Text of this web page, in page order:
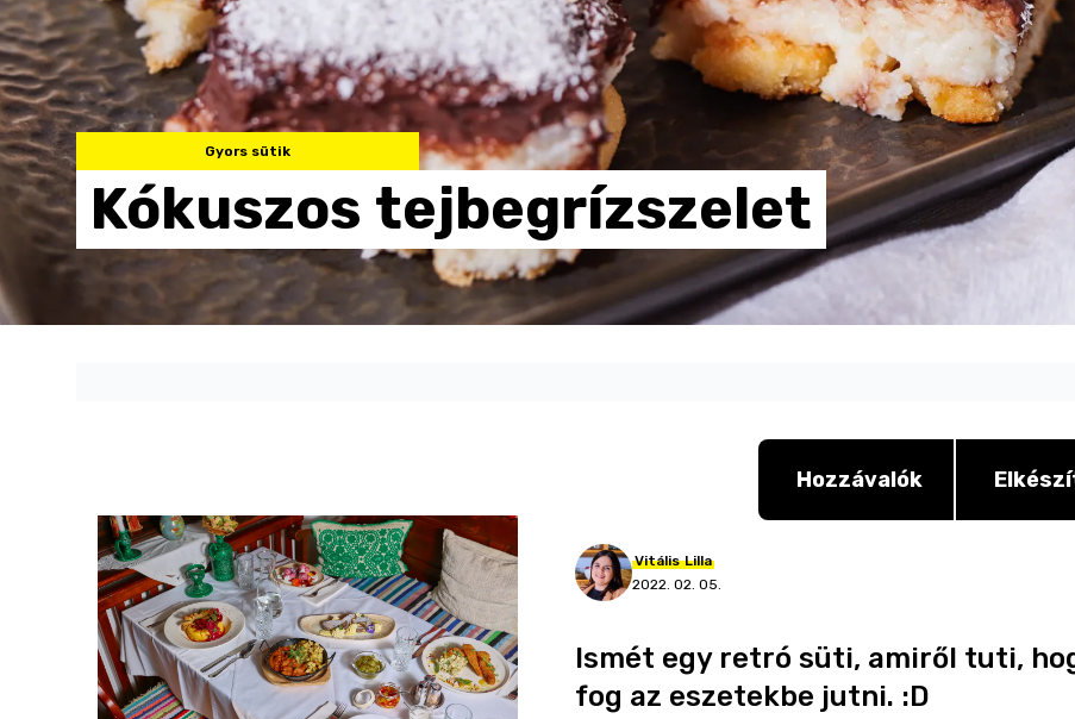
Gyors sütik
Kókuszos tejbegrízszelet
Hozzávalók
Vitális Lilla
2022. 02. 05.
Ismét egy retró süti, amiről tuti,
fog az eszetekbe jutni. :D